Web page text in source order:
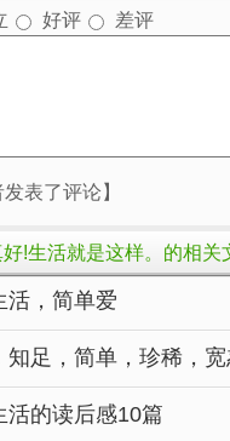
最美好的状态就是
充满幸福。
好评 差评
表了评论】
!生活就是这样。的相关
活，简单爱
知足，简单，珍稀，
活的读后感10篇